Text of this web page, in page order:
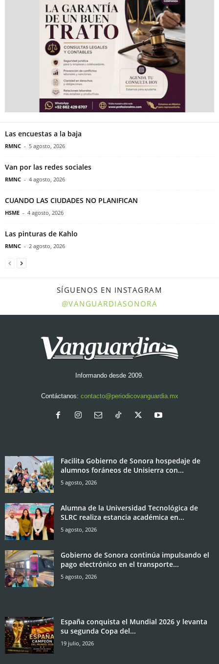
Las encuestas a la baja
RMNC - 5 agosto, 2026
Van por las redes sociales
RMNC - 4 agosto, 2026
CUANDO LAS CIUDADES NO PLANIFICAN
HSME - 4 agosto, 2026
Las pinturas de Kahlo
RMNC - 2 agosto, 2026
SÍGUENOS EN INSTAGRAM
@VANGUARDIASONORA
Informando desde 2009.
Contáctanos: contacto@periodicovanguardia.mx
Facilita Gobierno de Sonora hospedaje de
alumnos foráneos de Unisierra con...
5 agosto, 2026
Alumna de la Universidad Tecnológica de
SLRC realiza estancia académica en...
5 agosto, 2026
Gobierno de Sonora continúa impulsando el
pago electrónico en el transporte...
5 agosto, 2026
España conquista el Mundial 2026 y levanta
su segunda Copa del...
19 julio, 2026